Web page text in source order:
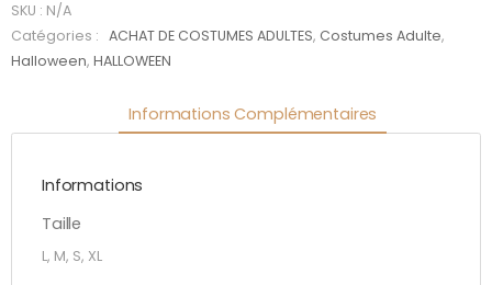
SKU : N/A
Catégories :
ACHAT DE COSTUMES ADULTES, Costumes Adulte,
Halloween, HALLOWEEN
Informations Complémentaires
Informations
Taille
L, M, S, XL